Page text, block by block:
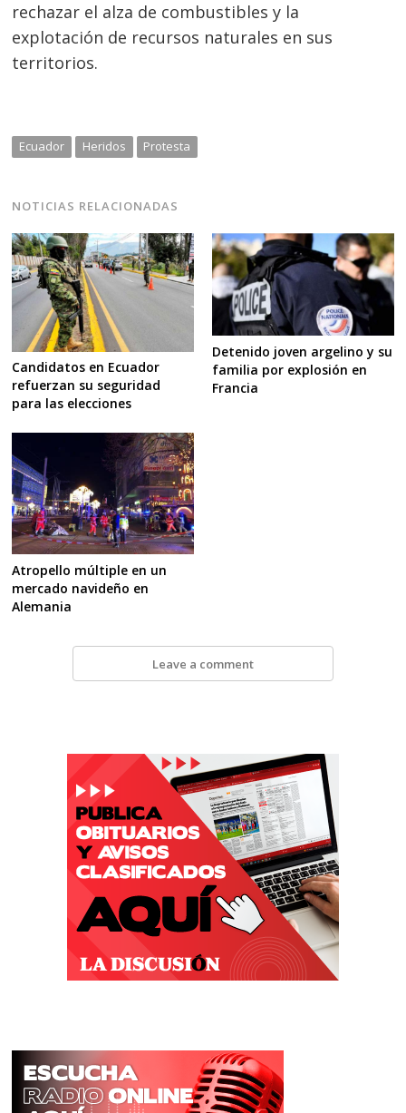
rechazar el alza de combustibles y la
explotación de recursos naturales en sus
territorios.
Ecuador Heridos Protesta
NOTICIAS RELACIONADAS
Candidatos en Ecuador
refuerzan su seguridad
para las elecciones
Detenido joven argelino y su
familia por explosión en
Francia
Atropello múltiple en un
mercado navideño en
Alemania
Leave a comment